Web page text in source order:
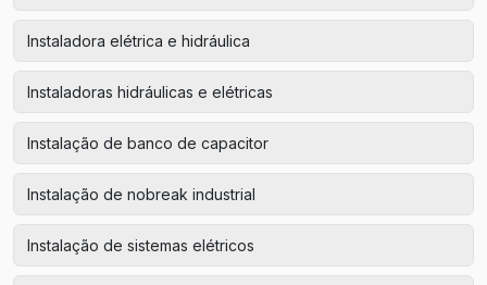
Instaladora elétrica e hidráulica
Instaladoras hidráulicas e elétricas
Instalação de banco de capacitor
Instalação de nobreak industrial
Instalação de sistemas elétricos